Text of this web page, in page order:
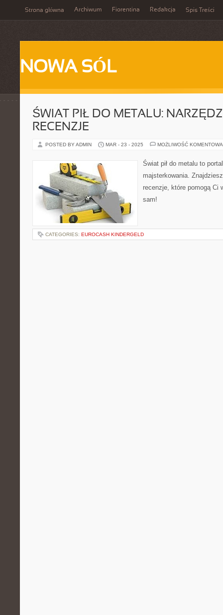
Strona główna Archiwum Fiorentina Redakcja Spis Treści
NOWA SÓL
ŚWIAT PIŁ DO METALU:
RECENZJE
POSTED BY ADMIN MAR - 23 - 2025 MOŻLIWOŚĆ
Świat pił do metalu to
majsterkowania.
recenzje, które pomogą Ci
sam!
CATEGORIES: EUROCASH KINDERGELD